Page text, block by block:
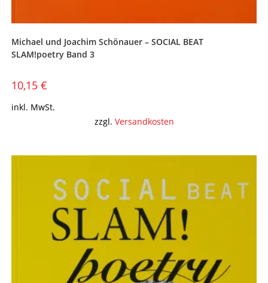
Michael und Joachim Schönauer – SOCIAL BEAT
SLAM!poetry Band 3
10,15 €
inkl. MwSt.
zzgl. Versandkosten